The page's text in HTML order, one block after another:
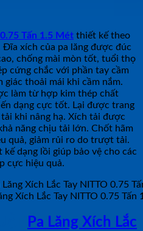
Tấn 1.5 Mét thiết kế theo
xích của pa lăng được đúc
chống mài mòn tốt, tuổi thọ
cứng chắc với phần tay cầm
giác thoải mái khi cầm nắm.
làm từ hợp kim thép chất
dạng cực tốt. Lại được trang
khi nâng hạ. Xích tải được
năng chịu tải lớn. Chốt hãm
quả, giảm rủi ro do trượt tải.
dạng lồi giúp bảo vệ cho các
cực hiệu quả.
Xích Lắc Tay NITTO 0.75 Tấn
Pa Lăng Xích Lắc